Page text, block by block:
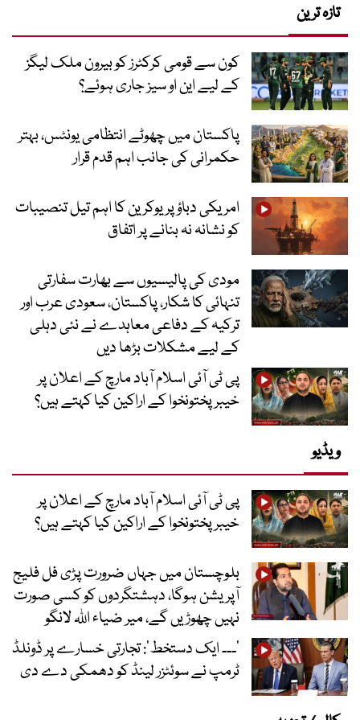
تازہ ترین
کون سے قومی کرکٹرز کو بیرون ملک لیگز
کے لیے این او سیز جاری ہوئے؟
پاکستان میں چھوٹے انتظامی یونٹس، بہتر
حکمرانی کی جانب اہم قدم قرار
امریکی دباؤ پر یوکرین کا اہم تیل تنصیبات
کو نشانہ نہ بنانے پر اتفاق
مودی کی پالیسیوں سے بھارت سفارتی
تنہائی کا شکار، پاکستان، سعودی عرب اور
ترکیہ کے دفاعی معاہدے نے نئی دہلی
کے لیے مشکلات بڑھا دیں
پی ٹی آئی اسلام آباد مارچ کے اعلان پر
خیبر پختونخوا کے اراکین کیا کہتے ہیں؟
ویڈیو
پی ٹی آئی اسلام آباد مارچ کے اعلان پر
خیبر پختونخوا کے اراکین کیا کہتے ہیں؟
بلوچستان میں جہاں ضرورت پڑی فل فلیج
آپریشن ہوگا، دہشتگردوں کو کسی صورت
نہیں چھوڑیں گے، میر ضیاء اللہ لانگو
’۔۔۔ ایک دستخط‘: تجارتی خسارے پر ڈونلڈ
ٹرمپ نے سوئٹزر لینڈ کو دھمکی دے دی